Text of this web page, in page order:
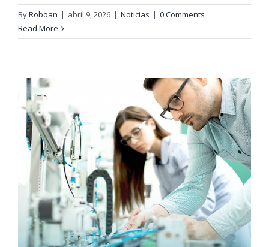
ByRoboan | abril 9, 2026 | Noticias | 0 Comments
Read More